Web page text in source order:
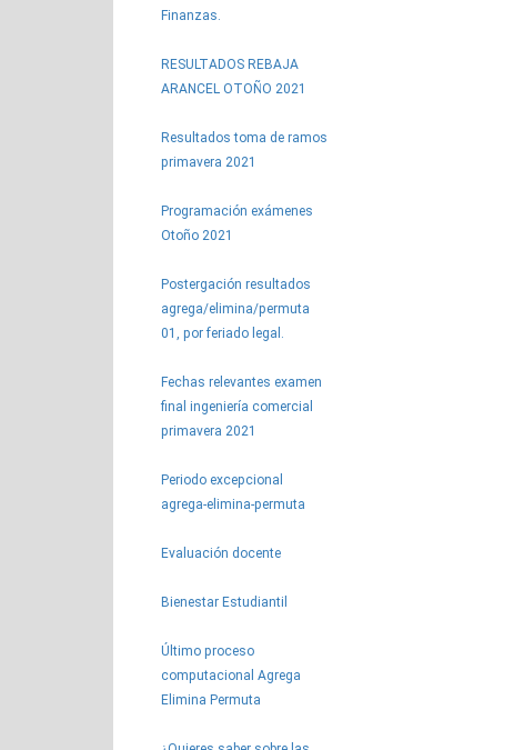
Finanzas.
RESULTADOS REBAJA
ARANCEL OTOÑO 2021
Resultados toma de ramos
primavera 2021
Programación exámenes
Otoño 2021
Postergación resultados
agrega/elimina/permuta
01, por feriado legal.
Fechas relevantes examen
final ingeniería comercial
primavera 2021
Periodo excepcional
agrega-elimina-permuta
Evaluación docente
Bienestar Estudiantil
Último proceso
computacional Agrega
Elimina Permuta